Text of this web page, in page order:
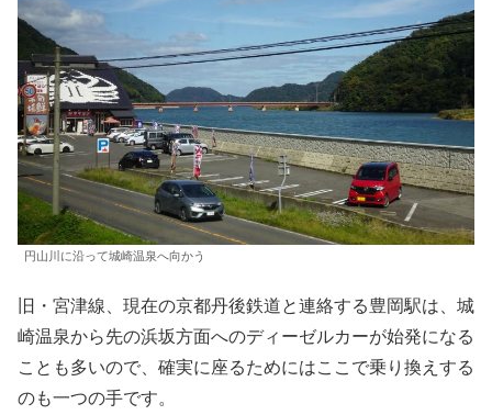
円山川に沿って城崎温泉へ向かう
旧・宮津線、現在の京都丹後鉄道と連絡する豊岡駅は、城
崎温泉から先の浜坂方面へのディーゼルカーが始発になる
ことも多いので、確実に座るためにはここで乗り換えする
のも一つの手です。